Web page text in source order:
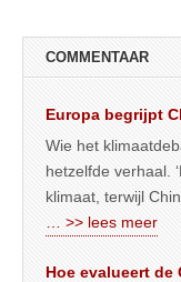
COMMENTAAR
Europa begrijpt
Wie het
hetzelfde verhaal.
klimaat, terwijl
… >> lees meer
Hoe evalueert